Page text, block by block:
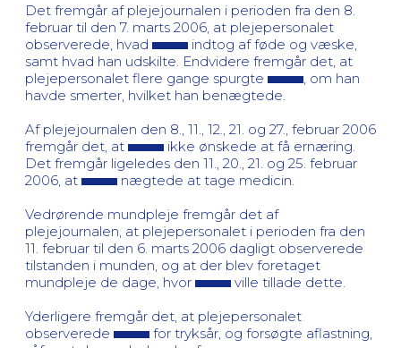
Det fremgår af plejejournalen i perioden fra den 8.
februar til den 7. marts 2006, at plejepersonalet
observerede, hvad
indtog af føde og væske,
samt hvad han udskilte. Endvidere fremgår det, at
plejepersonalet flere gange spurgte
, om han
havde smerter, hvilket han benægtede.
Af plejejournalen den 8., 11., 12., 21. og 27., februar 2006
fremgår det, at
ikke ønskede at få ernæring.
Det fremgår ligeledes den 11., 20., 21. og 25. februar
2006, at
nægtede at tage medicin.
Vedrørende mundpleje fremgår det af
plejejournalen, at plejepersonalet i perioden fra den
11. februar til den 6. marts 2006 dagligt observerede
tilstanden i munden, og at der blev foretaget
mundpleje de dage, hvor
ville tillade dette.
Yderligere fremgår det, at plejepersonalet
observerede
for tryksår, og forsøgte aflastning,